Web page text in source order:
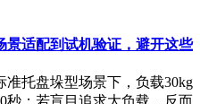
万元；平安养老保险旗
参与，合计获配65.80万股，
保险、中国人民养老保险、
多账户现身名单。
景适配到试机验证，避开这些
准托盘垛型场景下，负载30kg
秒；若盲目追求大负载，反而